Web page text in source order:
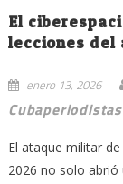
El
lecciones del
enero 13, 2026
Cubaperiodistas
El ataque militar
2026 no solo